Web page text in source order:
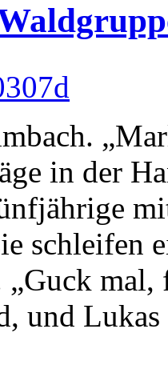
in der
schleifen
„Guck
und